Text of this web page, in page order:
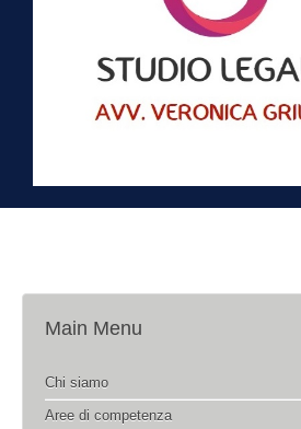
Main Menu
Chi siamo
Aree di competenza